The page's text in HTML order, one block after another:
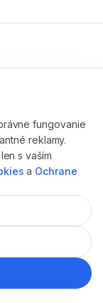
fungovanie
reklamy.
s vaším
a Ochrane